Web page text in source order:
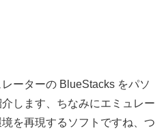
ーターの BlueStacks をパソ
します、ちなみにエミュレー
を再現するソフトですね、つ